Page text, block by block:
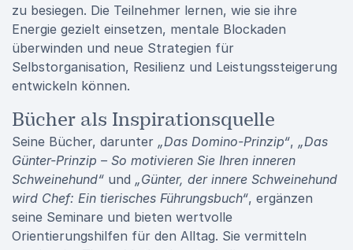
zu besiegen. Die Teilnehmer lernen, wie sie ihre
Energie gezielt einsetzen, mentale Blockaden
überwinden und neue Strategien für
Selbstorganisation, Resilienz und Leistungssteigerung
entwickeln können.
Bücher als Inspirationsquelle
Seine Bücher, darunter „Das Domino-Prinzip“, „Das
Günter-Prinzip – So motivieren Sie Ihren inneren
Schweinehund“ und „Günter, der innere Schweinehund
wird Chef: Ein tierisches Führungsbuch“, ergänzen
seine Seminare und bieten wertvolle
Orientierungshilfen für den Alltag. Sie vermitteln